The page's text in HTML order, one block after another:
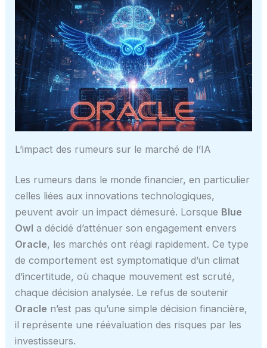
L’impact des rumeurs sur le marché de l’IA
Les rumeurs dans le monde financier, en particulier
celles liées aux innovations technologiques,
peuvent avoir un impact démesuré. Lorsque Blue
Owl a décidé d’atténuer son engagement envers
Oracle, les marchés ont réagi rapidement. Ce type
de comportement est symptomatique d’un climat
d’incertitude, où chaque mouvement est scruté,
chaque décision analysée. Le refus de soutenir
Oracle n’est pas qu’une simple décision financière,
il représente une réévaluation des risques par les
investisseurs.